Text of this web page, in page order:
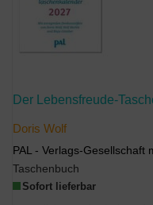
Doris Wolf
PAL - Verlags-Gesellschaft
Taschenbuch
Sofort lieferbar